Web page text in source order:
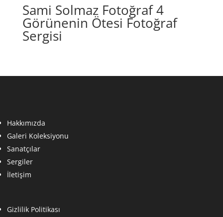
Sami Solmaz Fotoğraf 4
Görünenin Ötesi Fotoğraf
Sergisi
Hakkımızda
Galeri Koleksiyonu
Sanatçılar
Sergiler
İletişim
Gizlilik Politikası